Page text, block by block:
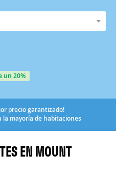
un 20%
precio garantizado!
la mayoría de habitaciones
EN MOUNT